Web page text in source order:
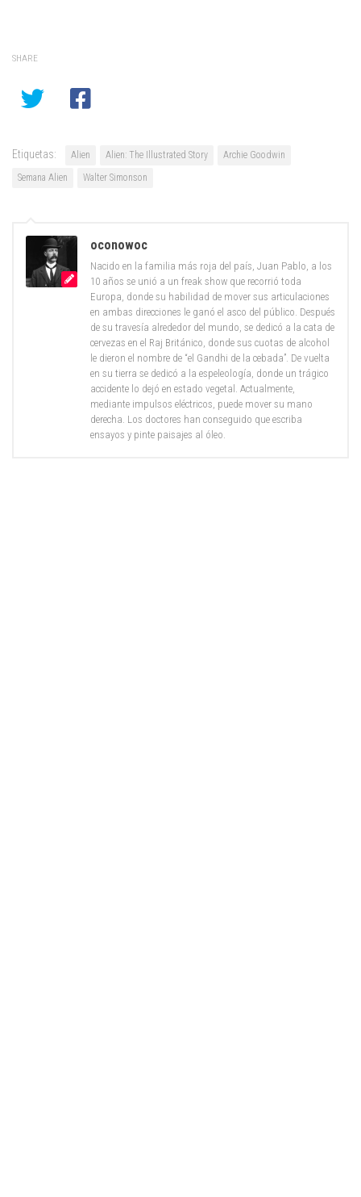
SHARE
Etiquetas: Alien Alien: The Illustrated Story
Archie Goodwin
Semana Alien
Walter Simonson
oconowoc
Nacido en la familia más roja del país, Juan Pablo, a los
10 años se unió a un freak show que recorrió toda
Europa, donde su habilidad de mover sus articulaciones
en ambas direcciones le ganó el asco del público. Después
de su travesía alrededor del mundo, se dedicó a la cata de
cervezas en el Raj Británico, donde sus cuotas de alcohol
le dieron el nombre de “el Gandhi de la cebada”. De vuelta
en su tierra se dedicó a la espeleología, donde un trágico
accidente lo dejó en estado vegetal. Actualmente,
mediante impulsos eléctricos, puede mover su mano
derecha. Los doctores han conseguido que escriba
ensayos y pinte paisajes al óleo.